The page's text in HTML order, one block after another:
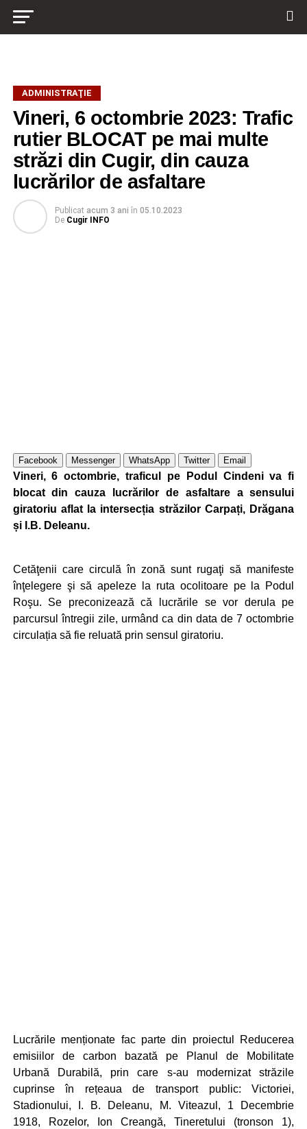
ADMINISTRAŢIE
Vineri, 6 octombrie 2023: Trafic
rutier BLOCAT pe mai multe
străzi din Cugir, din cauza
lucrărilor de asfaltare
Publicat acum 3 ani în 05.10.2023
De Cugir INFO
Facebook Messenger WhatsApp Twitter Email
Vineri, 6 octombrie, traficul pe Podul Cindeni va fi
blocat din cauza lucrărilor de asfaltare a sensului
giratoriu aflat la intersecția străzilor Carpați, Drăgana
și I.B. Deleanu.
Cetăţenii care circulă în zonă sunt rugaţi să manifeste
înţelegere şi să apeleze la ruta ocolitoare pe la Podul
Roşu. Se preconizează că lucrările se vor derula pe
parcursul întregii zile, urmând ca din data de 7 octombrie
circulația să fie reluată prin sensul giratoriu.
Lucrările menționate fac parte din proiectul Reducerea
emisiilor de carbon bazată pe Planul de Mobilitate
Urbană Durabilă, prin care s-au modernizat străzile
cuprinse în rețeaua de transport public: Victoriei,
Stadionului, I. B. Deleanu, M. Viteazul, 1 Decembrie
1918, Rozelor, Ion Creangă, Tineretului (tronson 1),